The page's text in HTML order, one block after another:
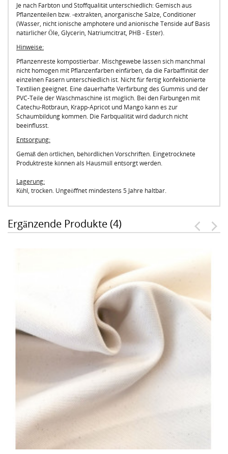
Je nach Farbton und Stoffqualität unterschiedlich: Gemisch aus
Pflanzenteilen bzw. -extrakten, anorganische Salze, Conditioner
(Wasser, nicht ionische amphotere und anionische Tenside auf Basis
natürlicher Öle, Glycerin, Natriumcitrat, PHB - Ester).
Hinweise:
Pflanzenreste kompostierbar. Mischgewebe lassen sich manchmal
nicht homogen mit Pflanzenfarben einfärben, da die Farbaffinität der
einzelnen Fasern unterschiedlich ist. Nicht für fertig konfektionierte
Textilien geeignet. Eine dauerhafte Verfärbung des Gummis und der
PVC-Teile der Waschmaschine ist möglich. Bei den Färbungen mit
Catechu-Rotbraun, Krapp-Apricot und Mango kann es zur
Schaumbildung kommen. Die Farbqualität wird dadurch nicht
beeinflusst.
Entsorgung:
Gemäß den örtlichen, behördlichen Vorschriften. Eingetrocknete
Produktreste können als Hausmüll entsorgt werden.
Lagerung:
Kühl, trocken. Ungeöffnet mindestens 5 Jahre haltbar.
Ergänzende Produkte (4)